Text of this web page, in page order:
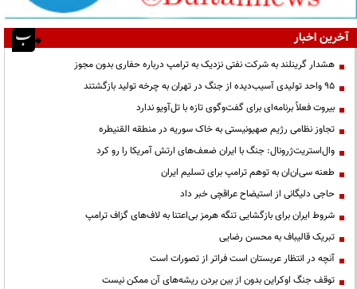
آخرین اخبار
هشدار گرینلند به شرکت نفتی نزدیک به ترامپ درباره حفاری بدون مجوز
95 واحد تولیدی آسیب‌دیده از جنگ در تهران به چرخه تولید بازگشتند
بیروت فعلاً برنامه‌ای برای گفت‌وگوی تازه با تل‌آویو ندارد
تجاوز نظامی رژیم صهیونیستی به خاک سوریه در منطقه القنیطره
وال‌استریت‌ژرونال: جنگ با ایران ضعف‌های ارتش آمریکا را رو کرد
طعنه سی‌ان‌ان به توهم ترامپ برای تسلیم ایران
حاجی دلیگانی از استیضاح عراقچی خبر داد
شروط ایران برای بازگشایی تنگه هرمز بی‌اعتنا به لاف‌های گزاف ترامپ
تبریک قالیباف به محسن رضایی
آنچه در انتظار عربستان است فراتر از تصورات است
توقف جنگ اوکراین بدون از بین بردن ریشه‌های آن ممکن نیست